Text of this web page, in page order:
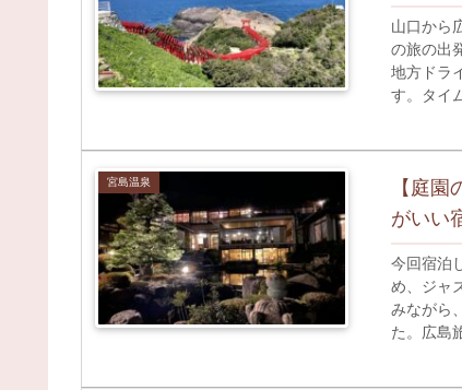
山口から
の旅の出
地方ドラ
す。タイ
宮島温泉
【庭
がいい
今回宿泊
め、ジャ
みながら
た。広島